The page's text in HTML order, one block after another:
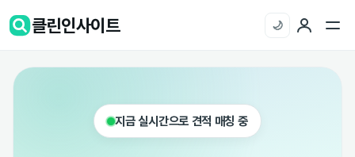
클린인사이트 🌙
지금 실시간으로 견적 매칭 중